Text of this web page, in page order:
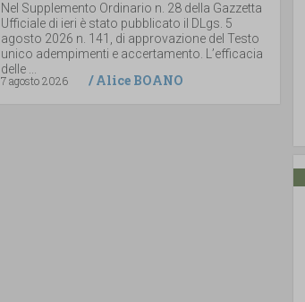
Nel Supplemento Ordinario n. 28 della Gazzetta
Ufficiale di ieri è stato pubblicato il DLgs. 5
agosto 2026 n. 141, di approvazione del Testo
unico adempimenti e accertamento. L’efficacia
delle ...
7 agosto 2026
/Alice BOANO